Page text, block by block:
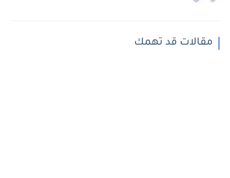
مقالات قد تهمك